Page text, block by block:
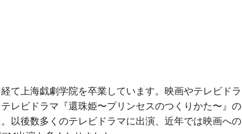
て上海戯劇学院を卒業しています。映画やテレビドラ
レビドラマ『還珠姫〜プリンセスのつくりかた〜』の
以後数多くのテレビドラマに出演、近年では映画への